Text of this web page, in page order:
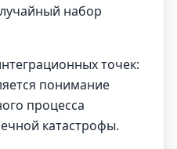
набор
точек:
понимание
процесса
катастрофы.